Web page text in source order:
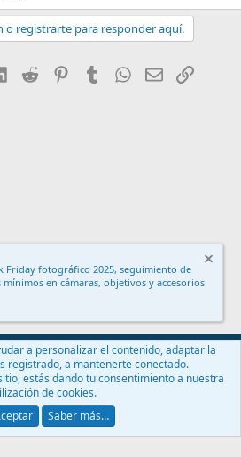
o registrarte para responder aquí.
LinkedIn
Reddit PinterestTumblr WhatsApp
EmailEnlace
Política de privacidad
Ayuda
® © 2010-2024 XenForo Ltd.
Friday fotográfico 2025, seguimiento de
mínimos en cámaras, objetivos y accesorios
a personalizar el contenido, adaptar la
registrado, a mantenerte conectado.
estás dando tu consentimiento a nuestra
de cookies.
Saber más…